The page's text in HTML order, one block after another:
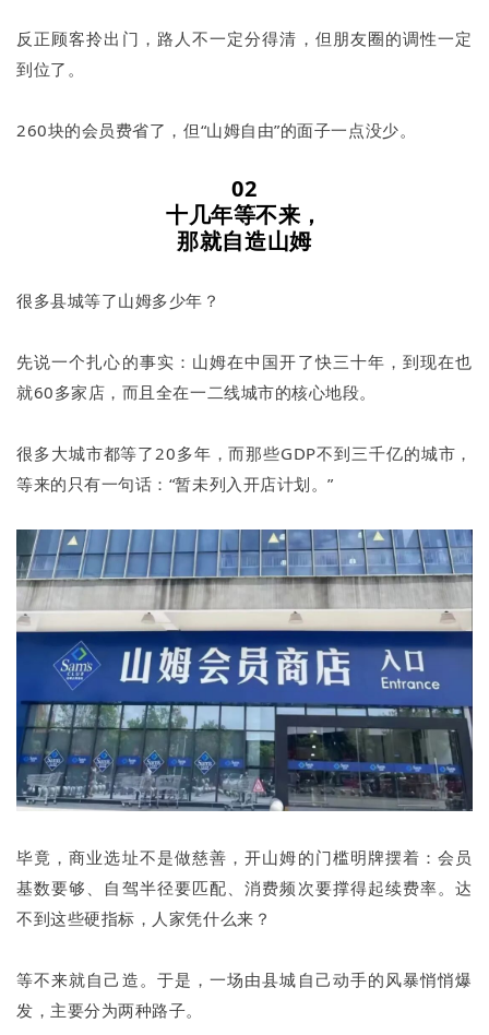
反正顾客拎出门，路人不一定分得清，但朋友圈的调性一定
到位了。
260块的会员费省了，但“山姆自由”的面子一点没少。
02
十几年等不来，
那就自造山姆
很多县城等了山姆多少年？
先说一个扎心的事实：山姆在中国开了快三十年，到现在也
就60多家店，而且全在一二线城市的核心地段。
很多大城市都等了20多年，而那些GDP不到三千亿的城市，
等来的只有一句话：“暂未列入开店计划。”
毕竟，商业选址不是做慈善，开山姆的门槛明牌摆着：会员
基数要够、自驾半径要匹配、消费频次要撑得起续费率。达
不到这些硬指标，人家凭什么来？
等不来就自己造。于是，一场由县城自己动手的风暴悄悄爆
发，主要分为两种路子。